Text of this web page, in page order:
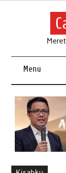
Skip
Menu